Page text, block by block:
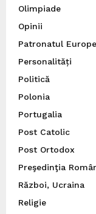
Olimpiade
Opinii
Patronatul
Personalități
Politică
Polonia
Portugalia
Post Catolic
Post Ortodox
Preşedinţia
Război, Ucraina
Religie